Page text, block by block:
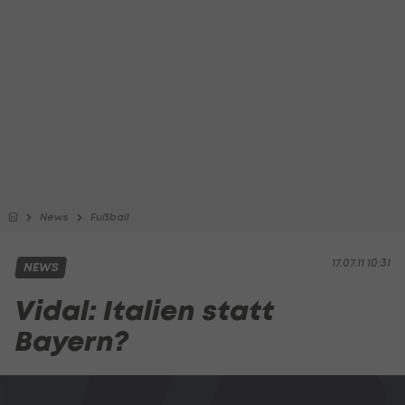
News Fußball
17.07.11 10:31
NEWS
Vidal: Italien statt
Bayern?